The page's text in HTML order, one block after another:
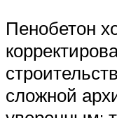
Пенобетон
сложной